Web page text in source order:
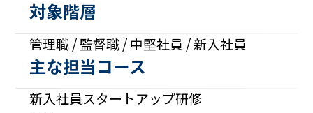
対象階層
管理職 / 監督職 / 中堅社員 / 新入社員
主な担当コース
新入社員スタートアップ研修